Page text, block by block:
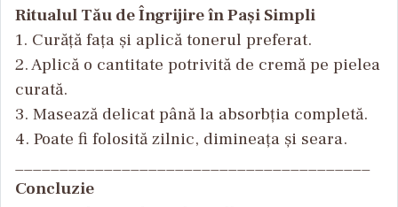
Ritualul Tău de Îngrijire în Pași Simpli
1. Curăță fața și aplică tonerul preferat.
2. Aplică o cantitate potrivită de cremă pe pielea
curată.
3. Masează delicat până la absorbția completă.
4. Poate fi folosită zilnic, dimineața și seara.
Concluzie